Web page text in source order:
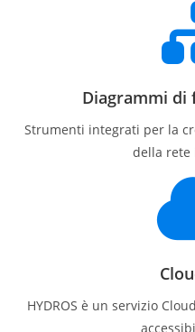
Diagrammi di
Strumenti integrati per la
della rete
HYDROS è un servizio